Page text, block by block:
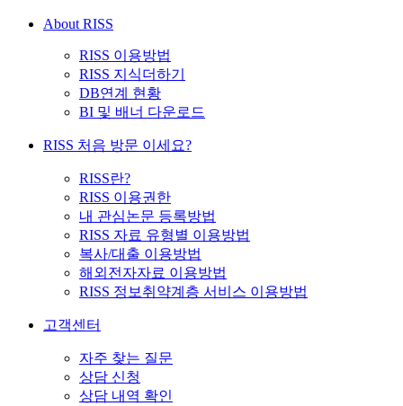
About RISS
RISS 이용방법
RISS 지식더하기
DB연계 현황
BI 및 배너 다운로드
RISS 처음 방문 이세요?
RISS란?
RISS 이용권한
내 관심논문 등록방법
RISS 자료 유형별 이용방법
복사/대출 이용방법
해외전자자료 이용방법
RISS 정보취약계층 서비스 이용방법
고객센터
자주 찾는 질문
상담 신청
상담 내역 확인